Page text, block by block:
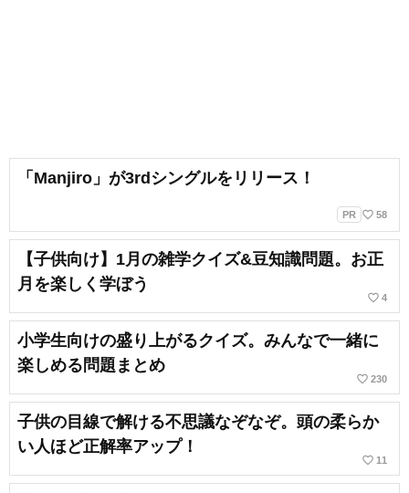
「Manjiro」が3rdシングルをリリース！
PR favorite_border 58
【子供向け】1月の雑学クイズ&豆知識問題。お正
月を楽しく学ぼう
favorite_border 4
小学生向けの盛り上がるクイズ。みんなで一緒に
楽しめる問題まとめ
favorite_border 230
子供の目線で解ける不思議なぞなぞ。頭の柔らか
い人ほど正解率アップ！
favorite_border 11